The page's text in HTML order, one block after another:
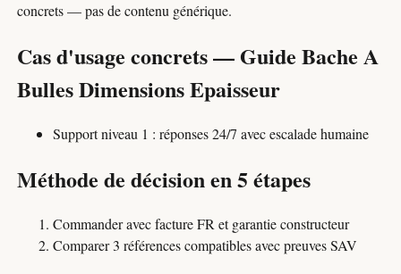
concrets — pas de contenu générique.
Cas d'usage concrets — Guide Bache A
Bulles Dimensions Epaisseur
Support niveau 1 : réponses 24/7 avec escalade humaine
Méthode de décision en 5 étapes
Commander avec facture FR et garantie constructeur
Comparer 3 références compatibles avec preuves SAV